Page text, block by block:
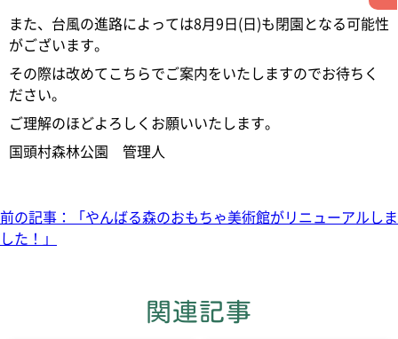
また、台風の進路によっては8月9日(日)も閉園となる可能性
がございます。
その際は改めてこちらでご案内をいたしますのでお待ちく
ださい。
ご理解のほどよろしくお願いいたします。
国頭村森林公園 管理人
前の記事：「やんばる森のおもちゃ美術館がリニューアルしま
した！」
関連記事